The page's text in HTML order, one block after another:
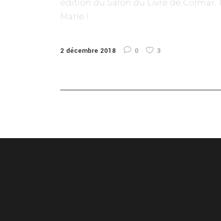
édition du Salon du Livre de Colmar.
Marie !
2 décembre 2018 0 3